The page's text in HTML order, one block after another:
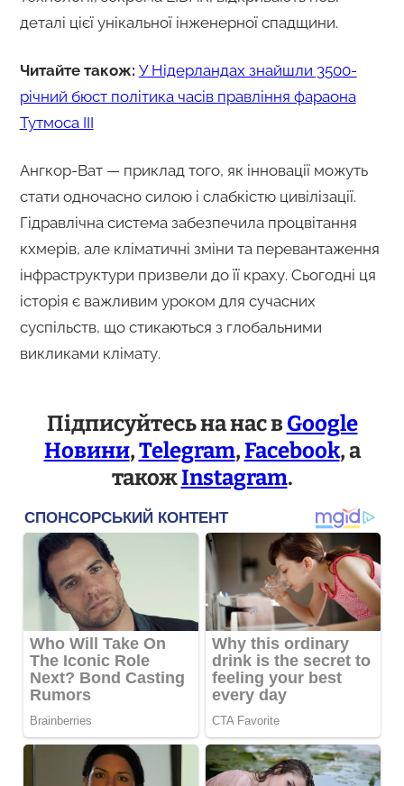
деталі цієї унікальної інженерної спадщини.
Читайте також: У Нідерландах знайшли 3500-
річний бюст політика часів правління фараона
Тутмоса ІІІ
Ангкор-Ват — приклад того, як інновації можуть
стати одночасно силою і слабкістю цивілізації.
Гідравлічна система забезпечила процвітання
кхмерів, але кліматичні зміни та перевантаження
інфраструктури призвели до її краху. Сьогодні ця
історія є важливим уроком для сучасних
суспільств, що стикаються з глобальними
викликами клімату.
Підписуйтесь на нас вGoogle
Новини,Telegram,Facebook, а
такожInstagram.